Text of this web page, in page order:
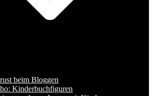
beim Bloggen
Kinderbuchfiguren